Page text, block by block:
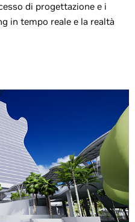
di progettazione e i
in tempo reale e la realtà